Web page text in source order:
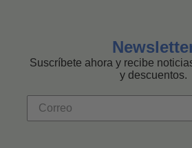
Suscríbete ahora y recibe
y descuentos.